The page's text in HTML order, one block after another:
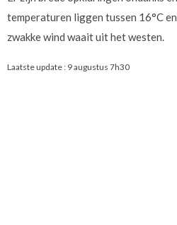
temperaturen liggen tussen 16°C
zwakke wind waait uit het westen.
Laatste update : 9 augustus 7h30